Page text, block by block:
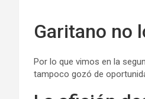
Garitano no
Por lo que vimos en la
tampoco gozó de